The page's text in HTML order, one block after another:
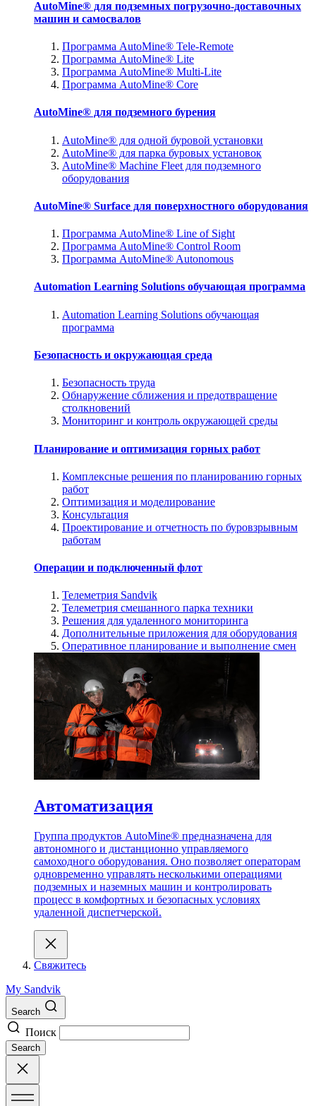
AutoMine® для подземных погрузочно-доставочных
машин и самосвалов
Программа AutoMine® Tele-Remote
Программа AutoMine® Lite
Программа AutoMine® Multi-Lite
Программа AutoMine® Core
AutoMine® для подземного бурения
AutoMine® для одной буровой установки
AutoMine® для парка буровых установок
AutoMine® Machine Fleet для подземного
оборудования
AutoMine® Surface для поверхностного оборудования
Программа AutoMine® Line of Sight
Программа AutoMine® Control Room
Программа AutoMine® Autonomous
Automation Learning Solutions обучающая программа
Automation Learning Solutions обучающая
программа
Безопасность и окружающая среда
Безопасность труда
Обнаружение сближения и предотвращение
столкновений
Мониторинг и контроль окружающей среды
Планирование и оптимизация горных работ
Комплексные решения по планированию горных
работ
Оптимизация и моделирование
Консультация
Проектирование и отчетность по буровзрывным
работам
Операции и подключенный флот
Телеметрия Sandvik
Телеметрия смешанного парка техники
Решения для удаленного мониторинга
Дополнительные приложения для оборудования
Оперативное планирование и выполнение смен
Автоматизация
Группа продуктов AutoMine® предназначена для
автономного и дистанционно управляемого
самоходного оборудования. Оно позволяет операторам
одновременно управлять несколькими операциями
подземных и наземных машин и контролировать
процесс в комфортных и безопасных условиях
удаленной диспетчерской.
Свяжитесь
My Sandvik
Search
Поиск
Search